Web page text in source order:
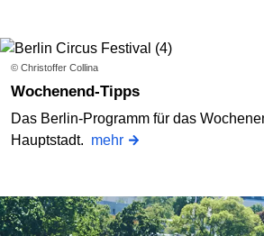
© Christoffer Collina
Wochenend-Tipps
Das Berlin-Programm für das
Hauptstadt. mehr